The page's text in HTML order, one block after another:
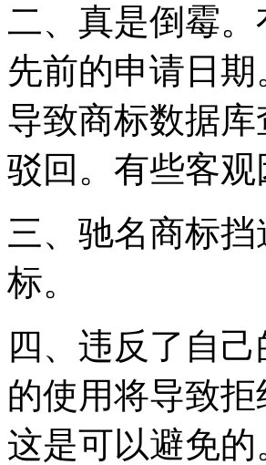
二、真是倒霉
先前的申请日
导致商标数据
驳回。有些客
三、驰名商标
标。
四、违反了自
的使用将导致
这是可以避免的